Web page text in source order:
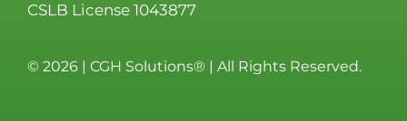
CSLB License 1043877
© 2026 | CGH Solutions® | All Rights Reserved.